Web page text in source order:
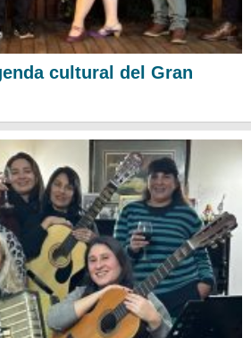
cultural del Gran